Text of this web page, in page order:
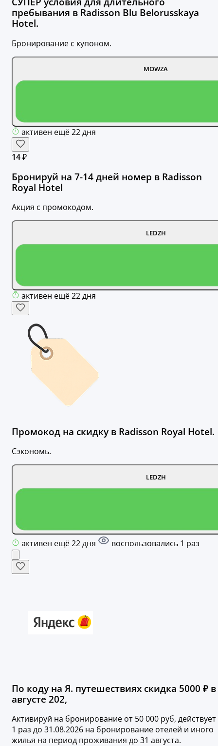
пребывания в Radisson Blu Belorusskaya
Hotel.
Бронирование с купоном.
MOWZA
активен ещё 22 дня
14 ₽
Бронируй на 7-14 дней номер в Radisson
Royal Hotel
Акция с промокодом.
LEDZH
активен ещё 22 дня
Промокод на скидку в Radisson Royal Hotel.
Сэкономь.
LEDZH
активен ещё 22 дня воспользовались 1 раз
По коду на Я. путешествиях скидка 5000 ₽ в
августе 202,
Активируй на бронирование от 50 000 руб, действует
1 раз до 31.08.2026 на бронирование отелей и иного
жилья на период проживания до 31 августа.